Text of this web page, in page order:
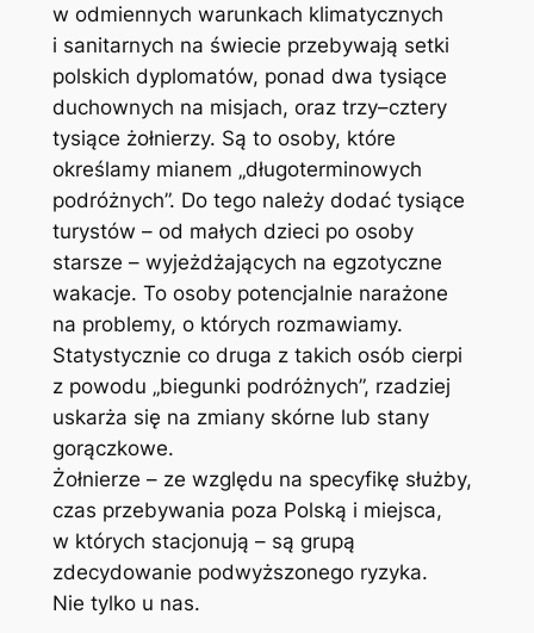
w odmiennych warunkach klimatycznych
i sanitarnych na świecie przebywają setki
polskich dyplomatów, ponad dwa tysiące
duchownych na misjach, oraz trzy–cztery
tysiące żołnierzy. Są to osoby, które
określamy mianem „długoterminowych
podróżnych”. Do tego należy dodać tysiące
turystów – od małych dzieci po osoby
starsze – wyjeżdżających na egzotyczne
wakacje. To osoby potencjalnie narażone
na problemy, o których rozmawiamy.
Statystycznie co druga z takich osób cierpi
z powodu „biegunki podróżnych”, rzadziej
uskarża się na zmiany skórne lub stany
gorączkowe.
Żołnierze – ze względu na specyfikę służby,
czas przebywania poza Polską i miejsca,
w których stacjonują – są grupą
zdecydowanie podwyższonego ryzyka.
Nie tylko u nas.